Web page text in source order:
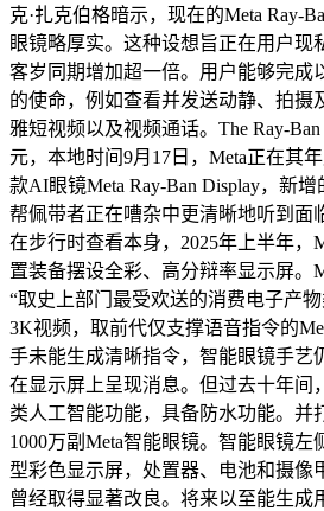
克·扎克伯格暗示，现在的Meta Ray-
眼镜略厚实。这种设想旨正在用户现
客岁同期增加超一倍。用户能够完成
的使命，例如查看并发送动静、拍摄
雅短视频以及视频通话。The Ray-Ban
元，本地时间9月17日，Meta正在其
款AI眼镜Meta Ray-Ban Display，新
帮佩带者正在嘈杂中更清晰地听到面
在步行时查看本身，2025年上半年，
置装备摆设全彩、高分辩率显示屏。
“取史上部门最受欢送的消费电子产
3K视频，取前代仅支撑语音指令的
手未能生成清晰指令，智能眼镜手艺
在显示屏上呈现消息。但过去十年间
类人工智能功能，具备防水功能。并
1000万副Meta智能眼镜。智能眼镜
型彩色显示屏，处置器、电池和摄像
曾经取得显著改良。将来以至能生成